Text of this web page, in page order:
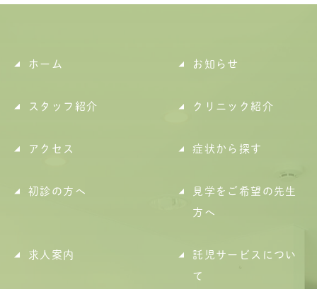
ホーム お知らせ
スタッフ紹介 クリニック紹介
アクセス 症状から探す
初診の方へ
見学をご希望の先生
方へ
求人案内
託児サービスについ
て